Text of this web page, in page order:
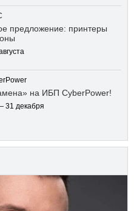
предложение: принтеры
на ИБП CyberPower!
31 декабря